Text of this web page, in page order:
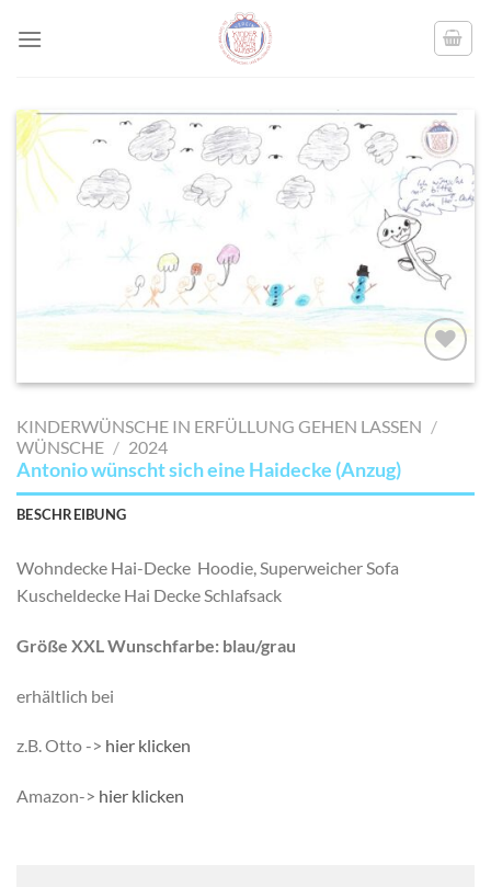
AUF MEINE
SETZEN
KINDERWÜNSCHE IN ERFÜLLUNG GEHEN LASSEN /
WÜNSCHE / 2024
Antonio wünscht sich eine Haidecke (Anzug)
BESCHREIBUNG
Wohndecke Hai-Decke Hoodie, Superweicher Sofa
Kuscheldecke Hai Decke Schlafsack
Größe XXL Wunschfarbe: blau/grau
erhältlich bei
z.B. Otto -> hier klicken
Amazon-> hier klicken